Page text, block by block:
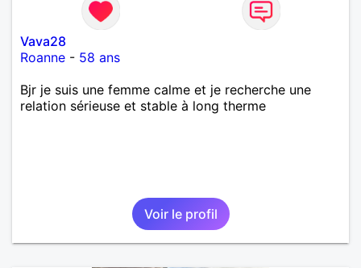
Vava28
Roanne - 58 ans
Bjr je suis une femme calme et je recherche une
relation sérieuse et stable à long therme
Voir le profil